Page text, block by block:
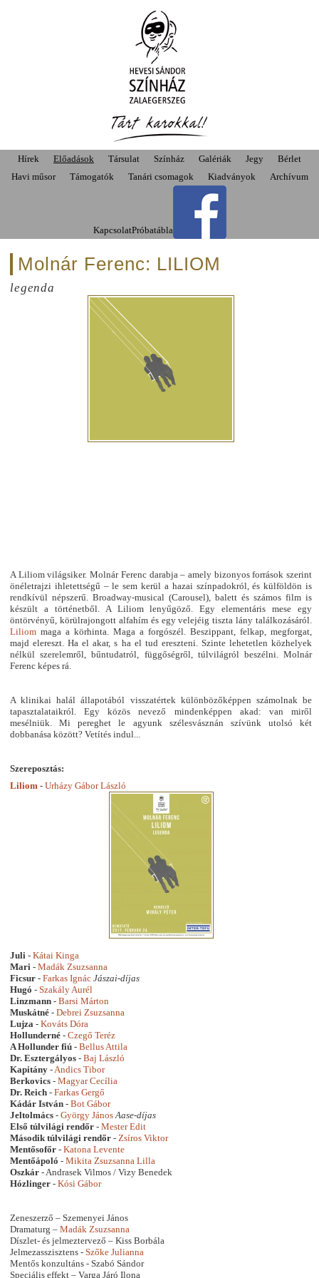
Hírek Előadások Társulat Színház Galériák Jegy
Bérlet
Havi műsor
Támogatók Tanári csomagok Kiadványok Archívum
KapcsolatPróbatábla
Molnár Ferenc: LILIOM
legenda
A Liliom világsiker. Molnár Ferenc darabja – amely bizonyos források szerint
önéletrajzi ihletettségű – le sem kerül a hazai színpadokról, és külföldön is
rendkívül népszerű. Broadway-musical (Carousel), balett és számos film is
készült a történetből. A Liliom lenyűgöző. Egy elementáris mese egy
öntörvényű, körülrajongott alfahím és egy velejéig tiszta lány találkozásáról.
Liliom maga a körhinta. Maga a forgószél. Beszippant, felkap, megforgat,
majd elereszt. Ha el akar, s ha el tud ereszteni. Szinte lehetetlen közhelyek
nélkül szerelemről, bűntudatról, függőségről, túlvilágról beszélni. Molnár
Ferenc képes rá.
A klinikai halál állapotából visszatértek különbözőképpen számolnak be
tapasztalataikról. Egy közös nevező mindenképpen akad: van miről
mesélniük. Mi pereghet le agyunk szélesvásznán szívünk utolsó két
dobbanása között? Vetítés indul...
Szereposztás:
Liliom - Urházy Gábor László
Juli - Kátai Kinga
Mari - Madák Zsuzsanna
Ficsur - Farkas Ignác Jászai-díjas
Hugó - Szakály Aurél
Linzmann - Barsi Márton
Muskátné - Debrei Zsuzsanna
Lujza - Kováts Dóra
Hollunderné - Czegő Teréz
A Hollunder fiú - Bellus Attila
Dr. Esztergályos - Baj László
Kapitány - Andics Tibor
Berkovics - Magyar Cecília
Dr. Reich - Farkas Gergő
Kádár István - Bot Gábor
Jeltolmács - György János Aase-díjas
Első túlvilági rendőr - Mester Edit
Második túlvilági rendőr - Zsíros Viktor
Mentősofőr - Katona Levente
Mentőápoló - Mikita Zsuzsanna Lilla
Oszkár - Andrasek Vilmos / Vizy Benedek
Hózlinger - Kósi Gábor
Zeneszerző – Szemenyei János
Dramaturg – Madák Zsuzsanna
Díszlet- és jelmeztervező – Kiss Borbála
Jelmezasszisztens - Szőke Julianna
Mentős konzultáns - Szabó Sándor
Speciális effekt – Varga Járó Ilona